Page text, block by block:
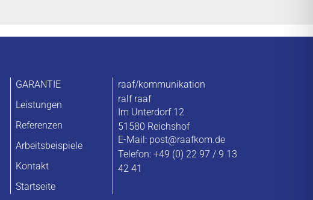
GARANTIE
Leistungen
Referenzen
Arbeitsbeispiele
Kontakt
Startseite
raaf/kommunikation
ralf raaf
Im Unterdorf 12
51580 Reichshof
E-Mail: post@raafkom.de
Telefon: +49 (0) 22 97 / 9 13
42 41